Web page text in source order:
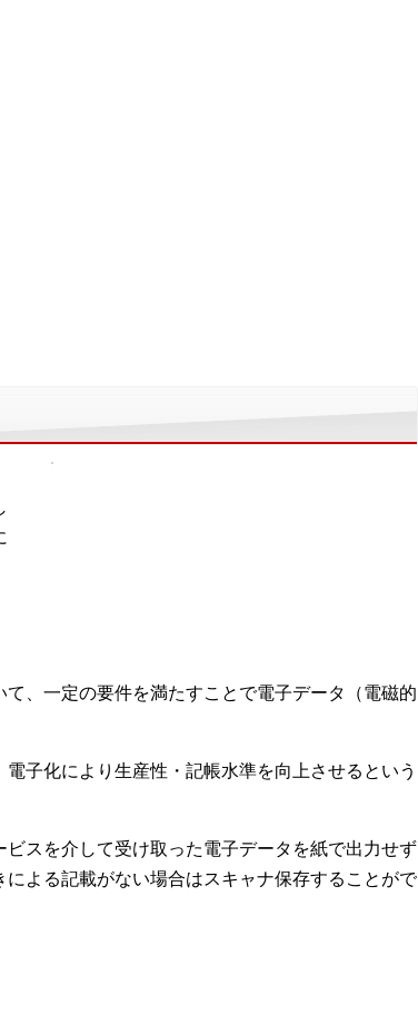
、一定の要件を満たすことで電子データ（電磁的
子化により生産性・記帳水準を向上させるという
スを介して受け取った電子データを紙で出力せず
よる記載がない場合はスキャナ保存することがで